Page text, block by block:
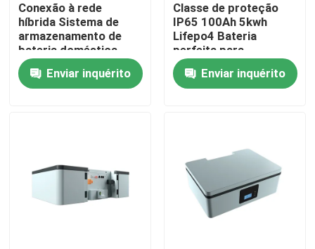
Fábrica
Controle de Qualidade
Todos os casos
Conexão à rede
híbrida Sistema de
armazenamento de
bateria doméstica
51.2V 100Ah Bateria
de armazenamento
ESS 5kWh
Enviar inquérito
Classe de proteção
IP65 100Ah 5kwh
Lifepo4 Bateria
perfeita para
armazenamento de
energia Bateria ESS
Enviar inquérito